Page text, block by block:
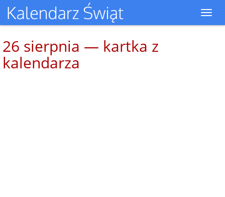
26 sierpnia — kartka z
kalendarza